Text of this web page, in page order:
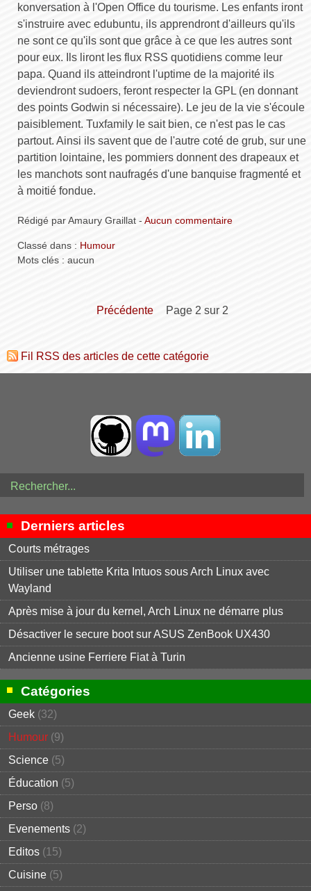
konversation à l'Open Office du tourisme. Les enfants iront
s'instruire avec edubuntu, ils apprendront d'ailleurs qu'ils
ne sont ce qu'ils sont que grâce à ce que les autres sont
pour eux. Ils liront les flux RSS quotidiens comme leur
papa. Quand ils atteindront l'uptime de la majorité ils
deviendront sudoers, feront respecter la GPL (en donnant
des points Godwin si nécessaire). Le jeu de la vie s'écoule
paisiblement. Tuxfamily le sait bien, ce n'est pas le cas
partout. Ainsi ils savent que de l'autre coté de grub, sur une
partition lointaine, les pommiers donnent des drapeaux et
les manchots sont naufragés d'une banquise fragmenté et
à moitié fondue.
Rédigé par Amaury Graillat - Aucun commentaire
Classé dans : Humour
Mots clés : aucun
précédente page 2 sur 2
Fil RSS des articles de cette catégorie
Derniers articles
Courts métrages
Utiliser une tablette Krita Intuos sous Arch Linux avec
Wayland
Après mise à jour du kernel, Arch Linux ne démarre plus
Désactiver le secure boot sur ASUS ZenBook UX430
Ancienne usine Ferriere Fiat à Turin
Catégories
Geek (32)
Humour (9)
Science (5)
Éducation (5)
Perso (8)
Evenements (2)
Editos (15)
Cuisine (5)